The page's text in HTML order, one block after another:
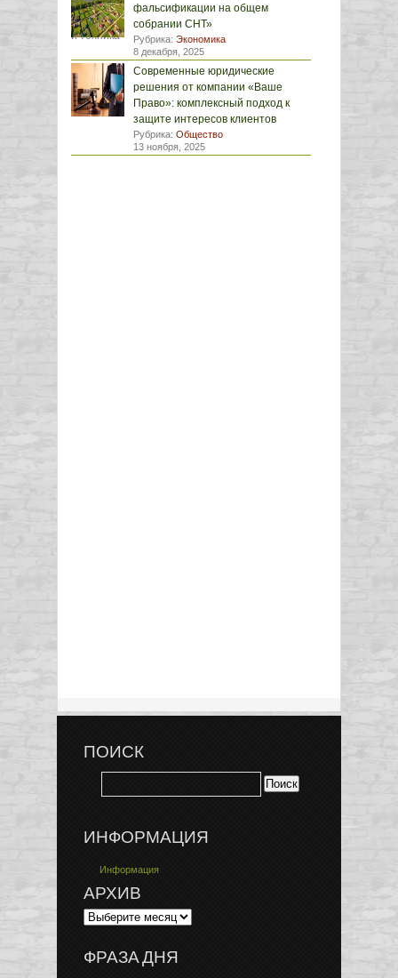
фальсификации на общем
собрании СНТ»
Рубрика: Экономика
8 декабря, 2025
Современные юридические
решения от компании «Ваше
Право»: комплексный подход к
защите интересов клиентов
Рубрика: Общество
13 ноября, 2025
ПОИСК
ИНФОРМАЦИЯ
Информация
АРХИВ
ФРАЗА ДНЯ